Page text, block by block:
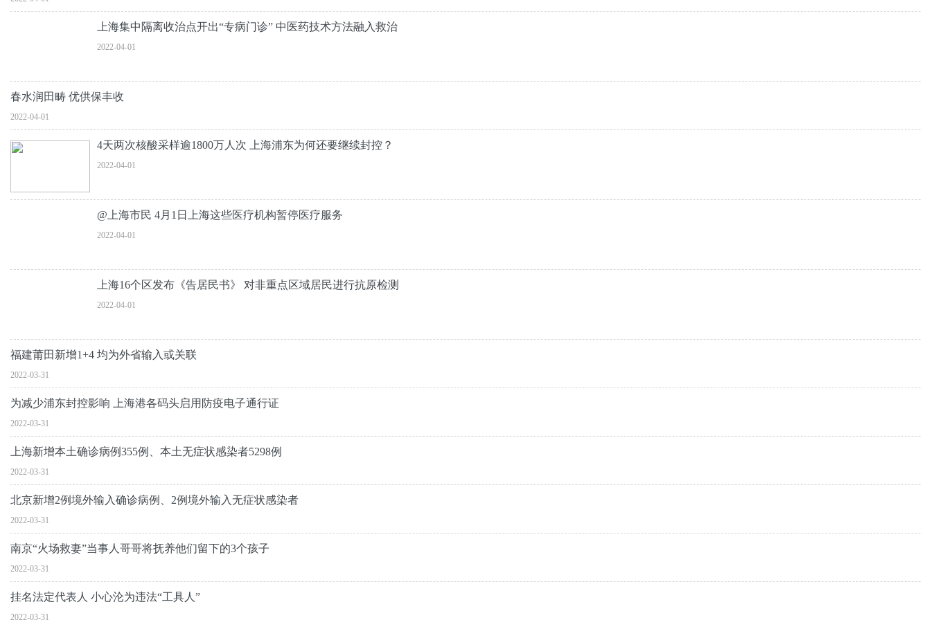
上海集中隔离收治点开出“专病门诊” 中医药技术方法融入救治
2022-04-01
春水润田畴 优供保丰收
2022-04-01
4天两次核酸采样逾1800万人次 上海浦东为何还要继续封控？
2022-04-01
@上海市民 4月1日上海这些医疗机构暂停医疗服务
2022-04-01
上海16个区发布《告居民书》 对非重点区域居民进行抗原检测
2022-04-01
福建莆田新增1+4 均为外省输入或关联
2022-03-31
为减少浦东封控影响 上海港各码头启用防疫电子通行证
2022-03-31
上海新增本土确诊病例355例、本土无症状感染者5298例
2022-03-31
北京新增2例境外输入确诊病例、2例境外输入无症状感染者
2022-03-31
南京“火场救妻”当事人哥哥将抚养他们留下的3个孩子
2022-03-31
挂名法定代表人 小心沦为违法“工具人”
2022-03-31